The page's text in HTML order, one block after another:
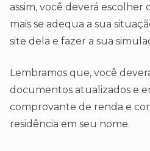
assim, você deverá escolher
mais se adequa a sua
site dela e fazer a sua
Lembramos que, você
documentos atualizados e
comprovante de renda e
residência em seu nome.